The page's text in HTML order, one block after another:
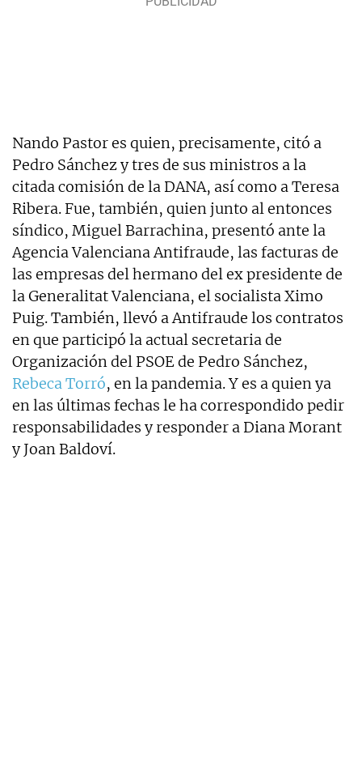
Nando Pastor es quien, precisamente, citó a
Pedro Sánchez y tres de sus ministros a la
citada comisión de la DANA, así como a Teresa
Ribera. Fue, también, quien junto al entonces
síndico, Miguel Barrachina, presentó ante la
Agencia Valenciana Antifraude, las facturas de
las empresas del hermano del ex presidente de
la Generalitat Valenciana, el socialista Ximo
Puig. También, llevó a Antifraude los contratos
en que participó la actual secretaria de
Organización del PSOE de Pedro Sánchez,
Rebeca Torró, en la pandemia. Y es a quien ya
en las últimas fechas le ha correspondido pedir
responsabilidades y responder a Diana Morant
y Joan Baldoví.